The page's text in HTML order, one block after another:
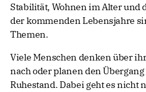
Stabilität, Wohnen im Alter und
der kommenden Lebensjahre
Themen.
Viele Menschen denken über
nach oder planen den
Ruhestand. Dabei geht es nicht